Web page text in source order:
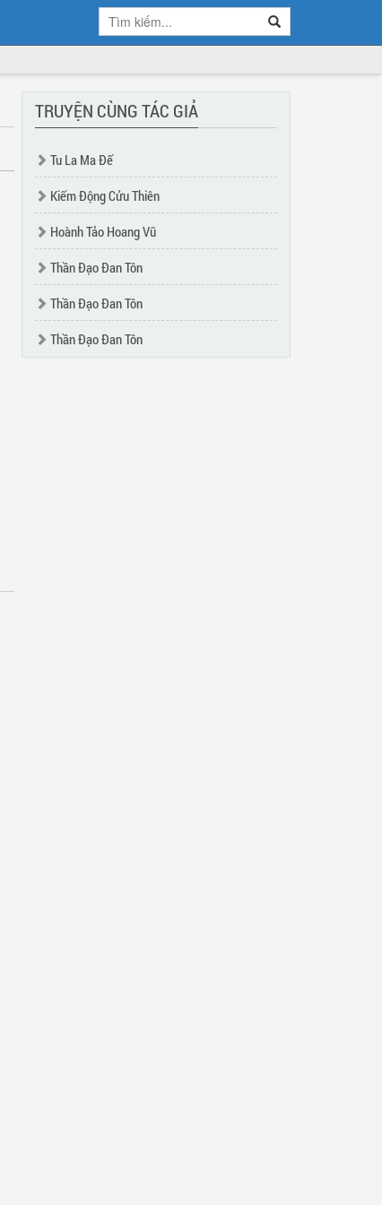
TRUYỆN CÙNG TÁC GIẢ
Tu La Ma Đế
Kiếm Động Cửu Thiên
Hoành Tảo Hoang Vũ
Thần Đạo Đan Tôn
Thần Đạo Đan Tôn
Thần Đạo Đan Tôn